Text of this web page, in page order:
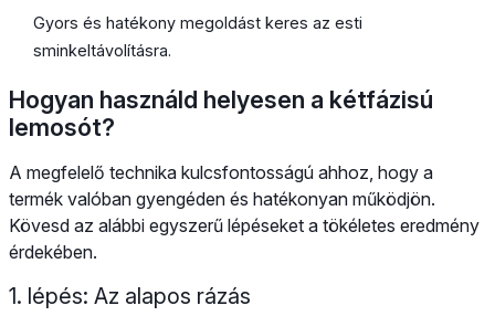
Gyors és hatékony megoldást keres az esti
sminkeltávolításra.
Hogyan használd helyesen a kétfázisú
lemosót?
A megfelelő technika kulcsfontosságú ahhoz, hogy a
termék valóban gyengéden és hatékonyan működjön.
Kövesd az alábbi egyszerű lépéseket a tökéletes eredmény
érdekében.
1. lépés: Az alapos rázás